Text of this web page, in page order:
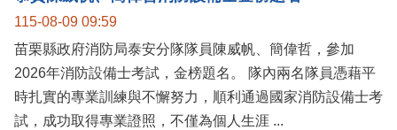
115-08-09 09:59
苗栗縣政府消防局泰安分隊隊員陳威帆、簡偉哲，參加
2026年消防設備士考試，金榜題名。 隊內兩名隊員憑藉平
時扎實的專業訓練與不懈努力，順利通過國家消防設備士考
試，成功取得專業證照，不僅為個人生涯 ...